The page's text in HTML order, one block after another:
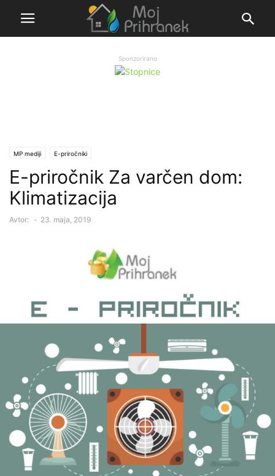
Sponzorirano
MP mediji E-priročniki
E-priročnik Za varčen dom:
Klimatizacija
Avtor: - 23. maja, 2019